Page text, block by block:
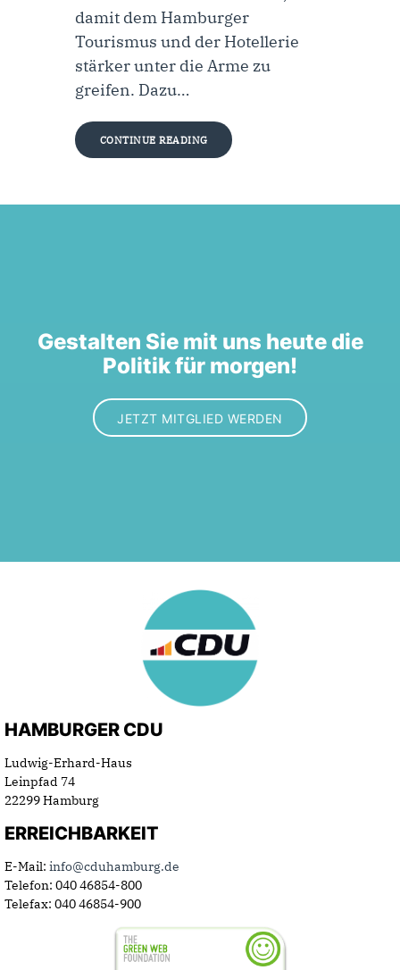
damit dem Hamburger
Tourismus und der Hotellerie
stärker unter die Arme zu
greifen. Dazu…
CONTINUE READING
Gestalten Sie mit uns heute die
Politik für morgen!
JETZT MITGLIED WERDEN
HAMBURGER CDU
Ludwig-Erhard-Haus
Leinpfad 74
22299 Hamburg
ERREICHBARKEIT
E-Mail: info@cduhamburg.de
Telefon: 040 46854-800
Telefax: 040 46854-900